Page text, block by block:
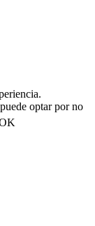
optar por no